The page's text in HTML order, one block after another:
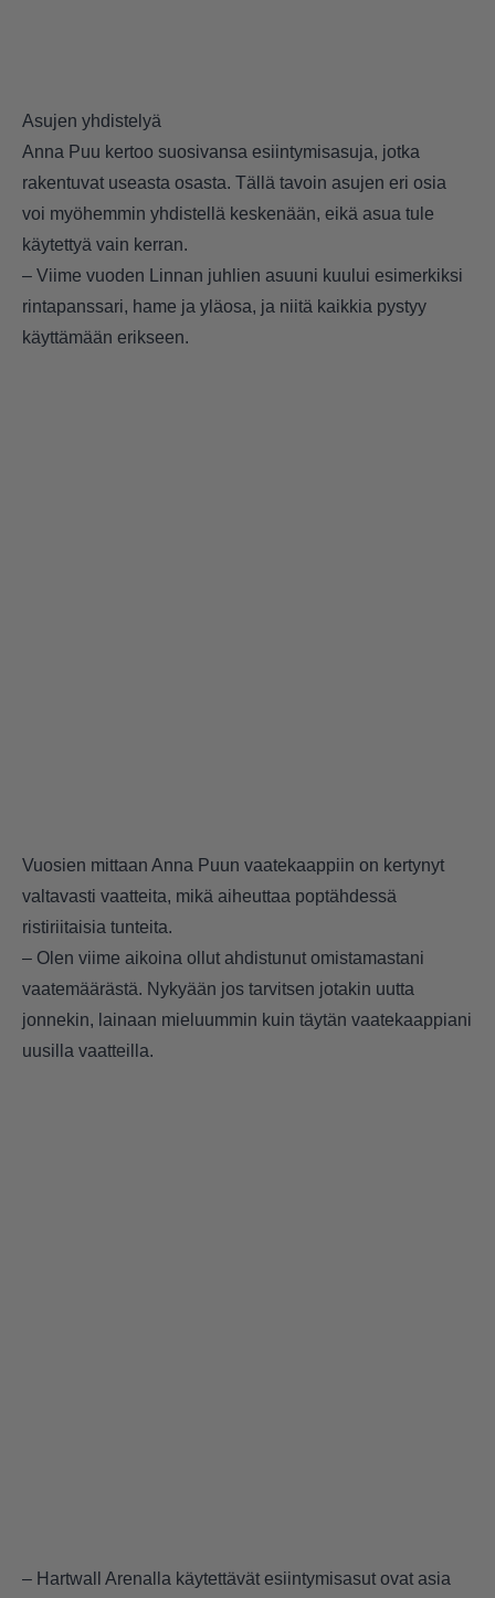
Asujen yhdistelyä
Anna Puu kertoo suosivansa esiintymisasuja, jotka
rakentuvat useasta osasta. Tällä tavoin asujen eri osia
voi myöhemmin yhdistellä keskenään, eikä asua tule
käytettyä vain kerran.
– Viime vuoden Linnan juhlien asuuni kuului esimerkiksi
rintapanssari, hame ja yläosa, ja niitä kaikkia pystyy
käyttämään erikseen.
Vuosien mittaan Anna Puun vaatekaappiin on kertynyt
valtavasti vaatteita, mikä aiheuttaa poptähdessä
ristiriitaisia tunteita.
– Olen viime aikoina ollut ahdistunut omistamastani
vaatemäärästä. Nykyään jos tarvitsen jotakin uutta
jonnekin, lainaan mieluummin kuin täytän vaatekaappiani
uusilla vaatteilla.
– Hartwall Arenalla käytettävät esiintymisasut ovat asia